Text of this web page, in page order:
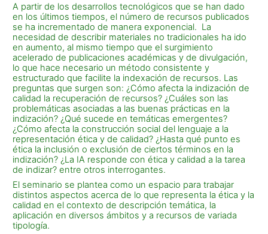
A partir de los desarrollos tecnológicos que se han dado
en los últimos tiempos, el número de recursos publicados
se ha incrementado de manera exponencial. La
necesidad de describir materiales no tradicionales ha ido
en aumento, al mismo tiempo que el surgimiento
acelerado de publicaciones académicas y de divulgación,
lo que hace necesario un método consistente y
estructurado que facilite la indexación de recursos. Las
preguntas que surgen son: ¿Cómo afecta la indización de
calidad la recuperación de recursos? ¿Cuáles son las
problemáticas asociadas a las buenas prácticas en la
indización? ¿Qué sucede en temáticas emergentes?
¿Cómo afecta la construcción social del lenguaje a la
representación ética y de calidad? ¿Hasta qué punto es
ética la inclusión o exclusión de ciertos términos en la
indización? ¿La IA responde con ética y calidad a la tarea
de indizar? entre otros interrogantes.
El seminario se plantea como un espacio para trabajar
distintos aspectos acerca de lo que representa la ética y la
calidad en el contexto de descripción temática, la
aplicación en diversos ámbitos y a recursos de variada
tipología.